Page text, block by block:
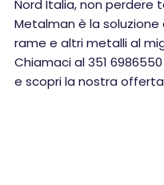
Nord Italia, non
Metalman è la
rame e altri metalli al
Chiamaci al 351
e scopri la nostra